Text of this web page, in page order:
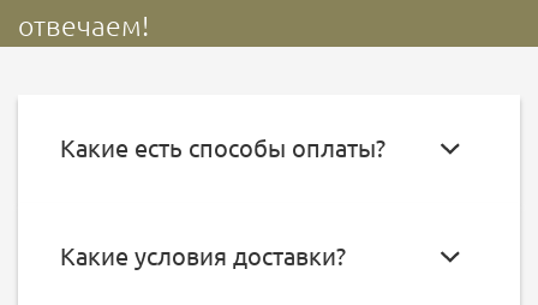
отвечаем!
Какие есть способы оплаты?
Какие условия доставки?